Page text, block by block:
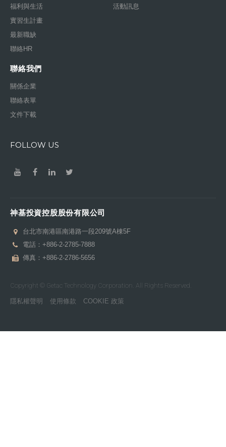
福利與生活
實習生計畫
最新職缺
聯絡HR
活動訊息
聯絡我們
關係企業
聯絡表單
文件下載
FOLLOW US
神基投資控股股份有限公司
台北市南港區南港路一段209號A棟5F
電話： +886-2-2785-7888
傳真：+886-2-2786-5656
Copyright © Getac Technology Corporation. All Rights Reserved.
隱私權聲明 使用條款 COOKIE 政策